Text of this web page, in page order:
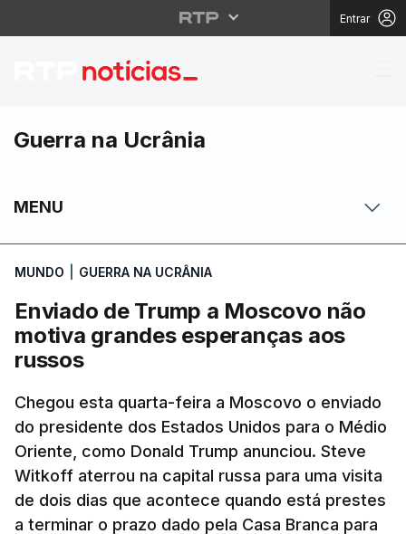
Entrar
Enviado de Trump a
Guerra na Ucrânia
MENU
MUNDO GUERRA NA UCRÂNIA
Enviado de Trump a Moscovo não
motiva grandes esperanças aos
russos
Chegou esta quarta-feira a Moscovo o enviado
do presidente dos Estados Unidos para o Médio
Oriente, como Donald Trump anunciou. Steve
Witkoff aterrou na capital russa para uma visita
de dois dias que acontece quando está prestes
a terminar o prazo dado pela Casa Branca para